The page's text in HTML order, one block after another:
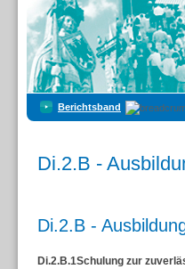
Berichtsband
Di.2.B -
Di.2.B -
Di.2.B.1Schulung zur